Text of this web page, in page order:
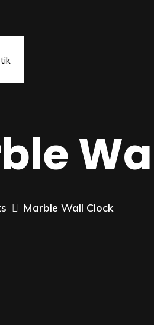
Marble Wall Clock